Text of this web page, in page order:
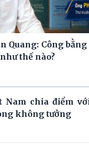
Quang: Công
thế nào?
Nam chia điểm
không tưởng